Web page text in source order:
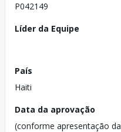
P042149
Líder da Equipe
País
Haiti
Data da aprovação
(conforme apresentação da